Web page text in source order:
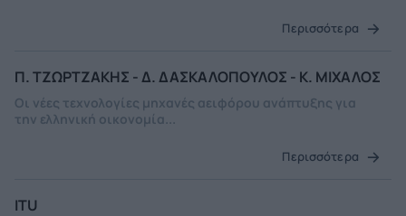
Περισσότερα
Π. ΤΖΩΡΤΖΑΚΗΣ - Δ. ΔΑΣΚΑΛΟΠΟΥΛΟΣ - Κ. ΜΙΧΑΛΟΣ
Οι νέες τεχνολογίες μηχανές αειφόρου ανάπτυξης για
την ελληνική οικονομία...
Περισσότερα
ITU